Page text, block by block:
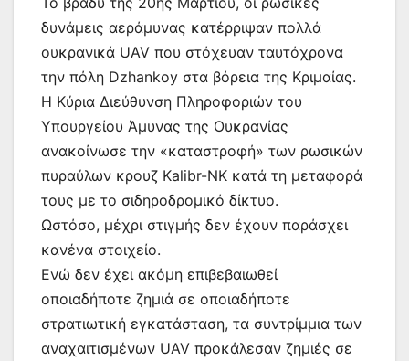
δυνάμεις αεράμυνας κατέρριψαν πολλά
ουκρανικά UAV που στόχευαν ταυτόχρονα
την πόλη Dzhankoy στα βόρεια της Κριμαίας.
Η Κύρια Διεύθυνση Πληροφοριών του
Υπουργείου Άμυνας της Ουκρανίας
ανακοίνωσε την «καταστροφή» των ρωσικών
πυραύλων κρουζ Kalibr-NK κατά τη μεταφορά
τους με το σιδηροδρομικό δίκτυο.
Ωστόσο, μέχρι στιγμής δεν έχουν παράσχει
κανένα στοιχείο.
Ενώ δεν έχει ακόμη επιβεβαιωθεί
οποιαδήποτε ζημιά σε οποιαδήποτε
στρατιωτική εγκατάσταση, τα συντρίμμια των
αναχαιτισμένων UAV προκάλεσαν ζημιές σε